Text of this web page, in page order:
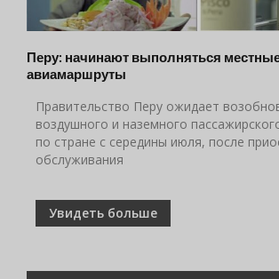
Перу: начинают выполняться
авиамаршруты
Правительство Перу ожидает
воздушного и наземного
по стране с середины июля, после
обслуживания
Увидеть больше